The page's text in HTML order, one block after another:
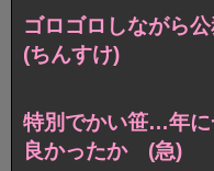
ゴロゴロしながら
(ちんすけ)
特別でかい笹…年に
良かったか (急)